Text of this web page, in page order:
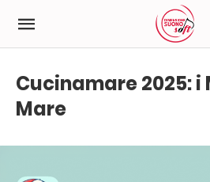
Cucinamare 2025:
Mare